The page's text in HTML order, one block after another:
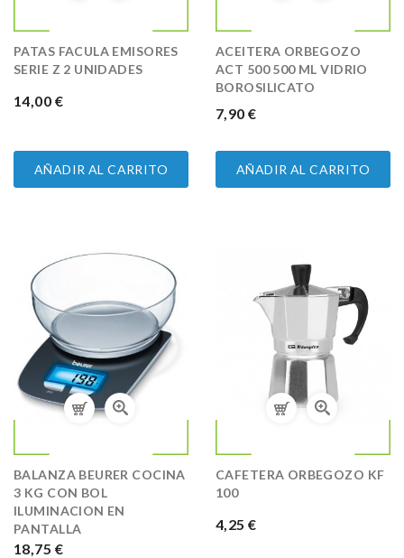
PATAS FACULA EMISORES
SERIE Z 2 UNIDADES
PRECIO
14,00 €
AÑADIR AL CARRITO
ACEITERA ORBEGOZO
ACT 500 500 ML VIDRIO
BOROSILICATO
PRECIO
7,90 €
AÑADIR AL CARRITO
BALANZA BEURER COCINA
3 KG CON BOL
ILUMINACION EN
PANTALLA
PRECIO
18,75 €
CAFETERA ORBEGOZO KF
100
PRECIO
4,25 €